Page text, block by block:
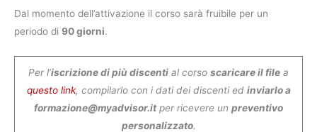
Dal momento dell’attivazione il corso sarà fruibile per un
periodo di 90 giorni.
Per l’iscrizione di più discenti al corso scaricare il file a
questo link, compilarlo con i dati dei discenti ed inviarlo a
formazione@myadvisor.itper ricevere un preventivo
personalizzato.